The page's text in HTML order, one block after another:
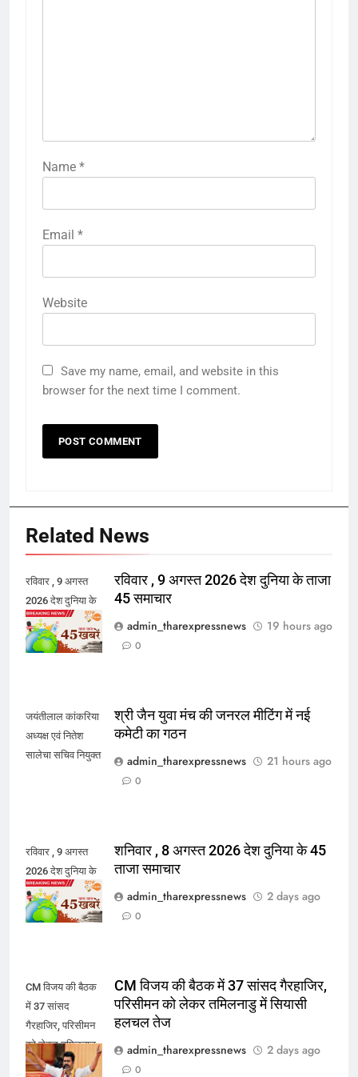
Name *
Email *
Website
Save my name, email, and website in this
browser for the next time I comment.
Related News
रविवार , 9 अगस्त
2026 देश दुनिया के
ताजा 45 समाचार
रविवार , 9 अगस्त 2026 देश दुनिया के ताजा
45 समाचार
admin_tharexpressnews
19 hours ago
0
जयंतीलाल कांकरिया
अध्यक्ष एवं नितेश
सालेचा सचिव नियुक्त
श्री जैन युवा मंच की जनरल मीटिंग में नई
कमेटी का गठन
admin_tharexpressnews
21 hours ago
0
रविवार , 9 अगस्त
2026 देश दुनिया के
ताजा 45 समाचार
शनिवार , 8 अगस्त 2026 देश दुनिया के 45
ताजा समाचार
admin_tharexpressnews
2 days ago
0
CM विजय की बैठक
में 37 सांसद
गैरहाजिर, परिसीमन
को लेकर तमिलनाडु
में सियासी हलचल
CM विजय की बैठक में 37 सांसद गैरहाजिर,
परिसीमन को लेकर तमिलनाडु में सियासी
हलचल तेज
admin_tharexpressnews
2 days ago
0